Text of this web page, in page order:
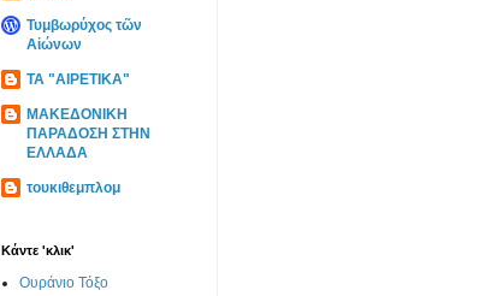
Τυμβωρύχος τῶν
Αἰώνων
ΤΑ "ΑΙΡΕΤΙΚΑ"
ΜΑΚΕΔΟΝΙΚΗ
ΠΑΡΑΔΟΣΗ ΣΤΗΝ
ΕΛΛΑΔΑ
τουκιθεμπλομ
Κάντε 'κλικ'
Ουράνιο Τόξο